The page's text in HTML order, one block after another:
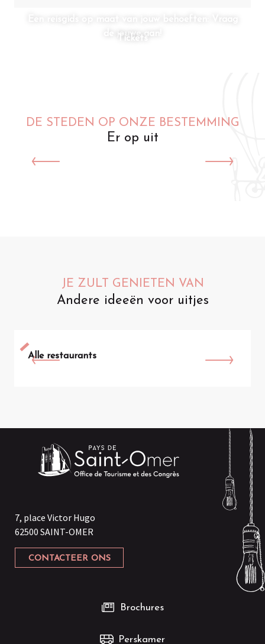
Een reisgids op maat van jouw behoeften: Vraag
de jouwe aan!
Tickets
DE STEDEN OP ONZE BESTEMMING
Er op uit
JE ZULT GENIETEN VAN
Andere ideeën voor uitjes
Alle restaurants
7, place Victor Hugo
62500 SAINT-OMER
CONTACTEER ONS
Brochures
Perskamer